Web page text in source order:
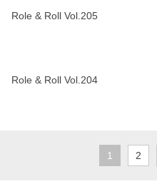
Role & Roll Vol.205
Role & Roll Vol.204
1 2